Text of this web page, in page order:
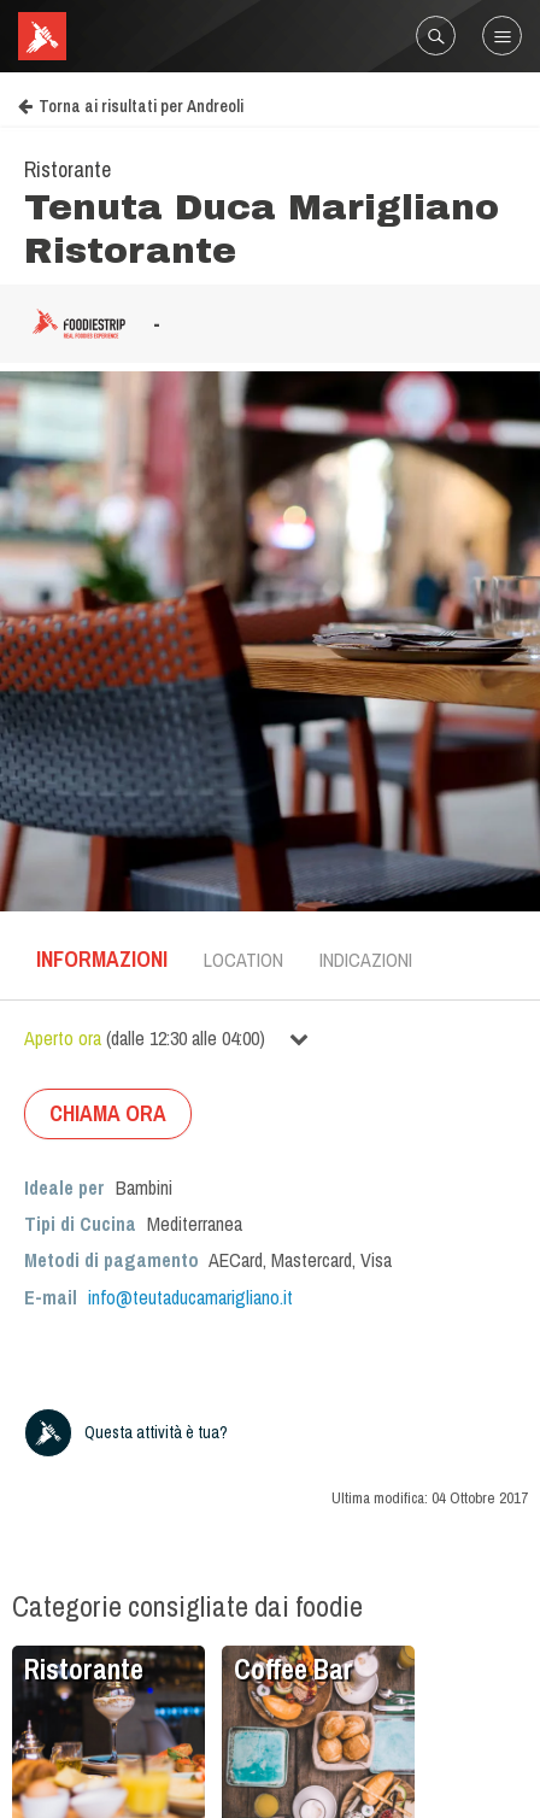
Torna ai risultati per Andreoli
Ristorante
Tenuta Duca Marigliano
Ristorante
-
INFORMAZIONI LOCATION INDICAZIONI
Aperto ora(dalle 12:30alle 04:00)
CHIAMA ORA
Ideale per Bambini
Tipi di Cucina Mediterranea
Metodi di pagamento AECard, Mastercard, Visa
E-mail info@teutaducamarigliano.it
Questa attività è tua?
Ultima modifica: 04 Ottobre 2017
Categorie consigliate dai foodie
Ristorante Coffee Bar